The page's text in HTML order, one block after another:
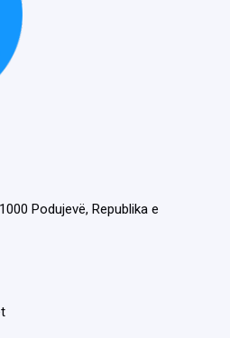
Podujevë, Republika e